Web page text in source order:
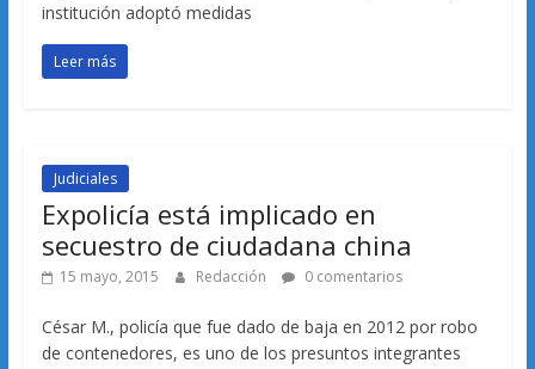
institución adoptó medidas
Leer más
Judiciales
Expolicía está implicado en
secuestro de ciudadana china
15 mayo, 2015 Redacción 0 comentarios
César M., policía que fue dado de baja en 2012 por robo
de contenedores, es uno de los presuntos integrantes